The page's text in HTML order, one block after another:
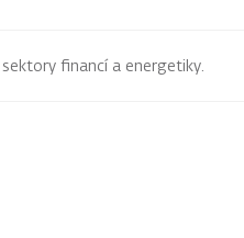
financí a energetiky.